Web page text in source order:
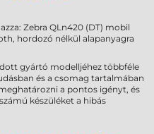
Zebra QLn420 (DT) mobil
hordozó nélkül alapanyagra
gyártó modelljéhez többféle
és a csomag tartalmában
a pontos igényt, és
készüléket a hibás